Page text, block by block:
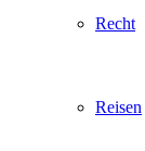
Recht
Reisen